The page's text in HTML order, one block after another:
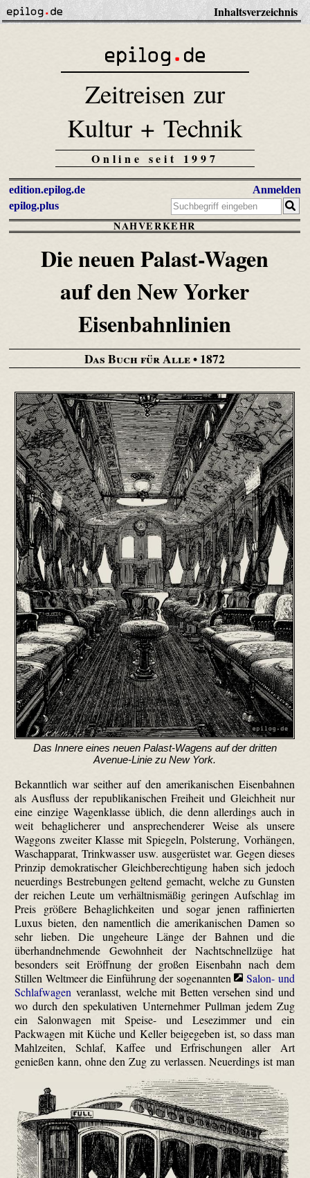
Inhaltsverzeichnis
Zeitreisen zur
Kultur + Technik
Online seit 1997
edition.epilog.de
epilog.plus
Anmelden
NAHVERKEHR
Die neuen Palast-Wagen
auf denNew Yorker
Eisenbahnlinien
Das Buch für Alle• 1872
Das Innere eines neuen Palast-Wagens auf der dritten
Avenue-Linie zu New York.
Bekanntlich war seither auf den amerikanischen Eisenbahnen
als Ausfluss der republikanischen Freiheit und Gleichheit nur
eine einzige Wagenklasse üblich, die denn allerdings auch in
weit behaglicherer und ansprechenderer Weise als unsere
Waggons zweiter Klasse mit Spiegeln, Polsterung, Vorhängen,
Waschapparat, Trinkwasser usw. ausgerüstet war. Gegen dieses
Prinzip demokratischer Gleichberechtigung haben sich jedoch
neuerdings Bestrebungen geltend gemacht, welche zu Gunsten
der reichen Leute um verhältnismäßig geringen Aufschlag im
Preis größere Behaglich­keiten und sogar jenen raffinierten
Luxus bieten, den namentlich die amerikanischen Damen so
sehr lieben. Die ungeheure Länge der Bahnen und die
überhandnehmende Gewohnheit der Nachtschnellzüge hat
besonders seit Eröffnung der großen Eisenbahn nach dem
Stillen Weltmeer die Einführung der sogenannten
Salon- und
Schlafwagen veranlasst, welche mit Betten versehen sind und
wo durch den spekulativen Unternehmer Pullman jedem Zug
ein Salonwagen mit Speise- und Lesezimmer und ein
Packwagen mit Küche und Keller beigegeben ist, so dass man
Mahlzeiten, Schlaf, Kaffee und Erfrischungen aller Art
genießen kann, ohne den Zug zu verlassen.Neuerdings ist man